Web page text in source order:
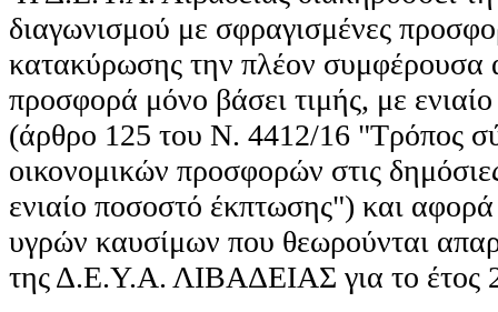
διαγωνισμού με σφραγισμένες
κατακύρωσης την πλέον συμφέρουσα
προσφορά μόνο βάσει τιμής, με
(άρθρο 125 του Ν. 4412/16 "Τρόπος
οικονομικών προσφορών στις
ενιαίο ποσοστό έκπτωσης") και
υγρών καυσίμων που θεωρούνται
της Δ.Ε.Υ.Α. ΛΙΒΑΔΕΙΑΣ για το έτος